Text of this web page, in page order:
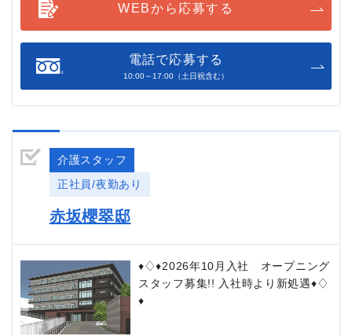
WEBから応募する
電話で応募する
10:00～17:00（土日祝含む）
介護スタッフ
正社員/夜勤あり
赤坂櫻翠邸
♦♢♦2026年10月入社 オープニング
スタッフ募集!! 入社時より新処遇♦♢
♦